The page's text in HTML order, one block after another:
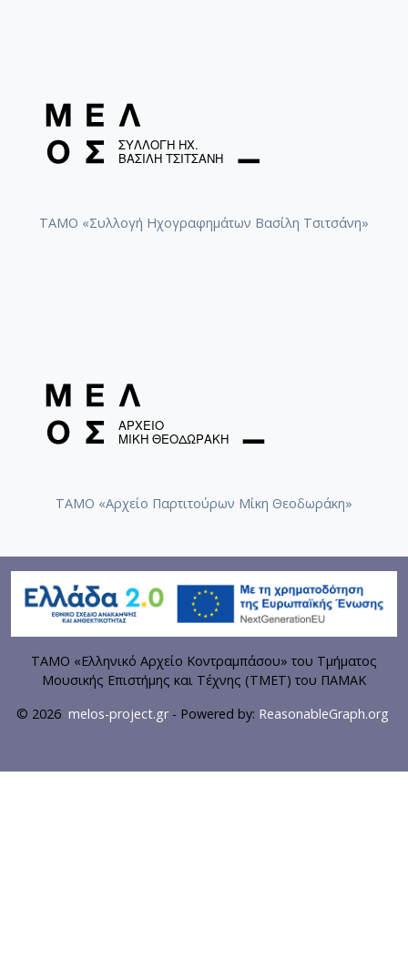
ΤΑΜΟ «Συλλογή Ηχογραφημάτων Βασίλη Τσιτσάνη»
ΤΑΜΟ «Αρχείο Παρτιτούρων Μίκη Θεοδωράκη»
ΤΑΜΟ «Ελληνικό Αρχείο Κοντραμπάσου» του Τμήματος
Μουσικής Επιστήμης και Τέχνης (ΤΜΕΤ) του ΠΑΜΑΚ
© 2026 melos-project.gr- Powered by: ReasonableGraph.org